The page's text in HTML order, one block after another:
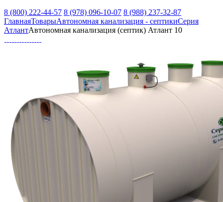
8 (800) 222-44-57 8 (978) 096-10-07 8 (988) 237-32-87
ГлавнаяТоварыАвтономная канализация - септикиСерия
АтлантАвтономная канализация (септик) Атлант 10